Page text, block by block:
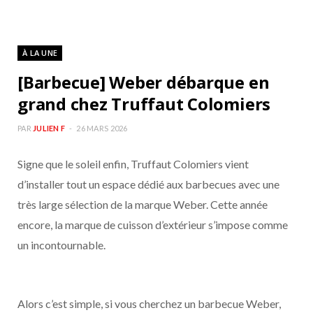
À LA UNE
[Barbecue] Weber débarque en
grand chez Truffaut Colomiers
PAR JULIEN F 26 MARS 2026
Signe que le soleil enfin, Truffaut Colomiers vient
d’installer tout un espace dédié aux barbecues avec une
très large sélection de la marque Weber. Cette année
encore, la marque de cuisson d’extérieur s’impose comme
un incontournable.
Alors c’est simple, si vous cherchez un barbecue Weber,